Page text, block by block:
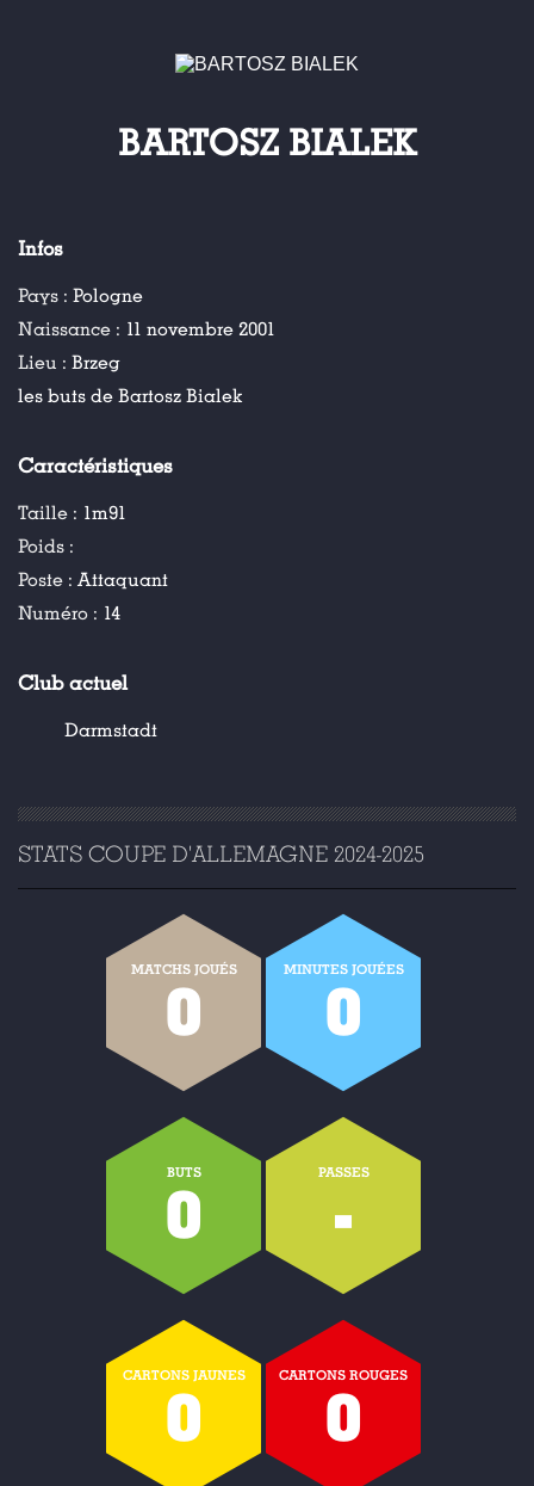
BARTOSZ BIALEK
Infos
Pays : Pologne
Naissance : 11 novembre 2001
Lieu : Brzeg
les buts de Bartosz Bialek
Caractéristiques
Taille : 1m91
Poids :
Poste : Attaquant
Numéro : 14
Club actuel
Darmstadt
STATS COUPE D'ALLEMAGNE 2024-2025
MATCHS JOUÉS
0
MINUTES JOUÉES
0
BUTS
0
PASSES
-
CARTONS JAUNES
0
CARTONS ROUGES
0